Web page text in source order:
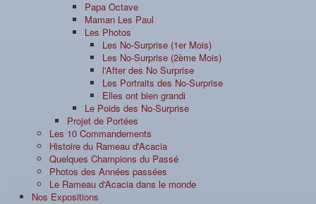
Papa Octave
Maman Les Paul
Les Photos
Les No-Surprise (1er Mois)
Les No-Surprise (2ème Mois)
l'After des No Surprise
Les Portraits des No-Surprise
Elles ont bien grandi
Le Poids des No-Surprise
Projet de Portées
Les 10 Commandements
Histoire du Rameau d'Acacia
Quelques Champions du Passé
Photos des Années passées
Le Rameau d'Acacia dans le monde
Nos Expositions